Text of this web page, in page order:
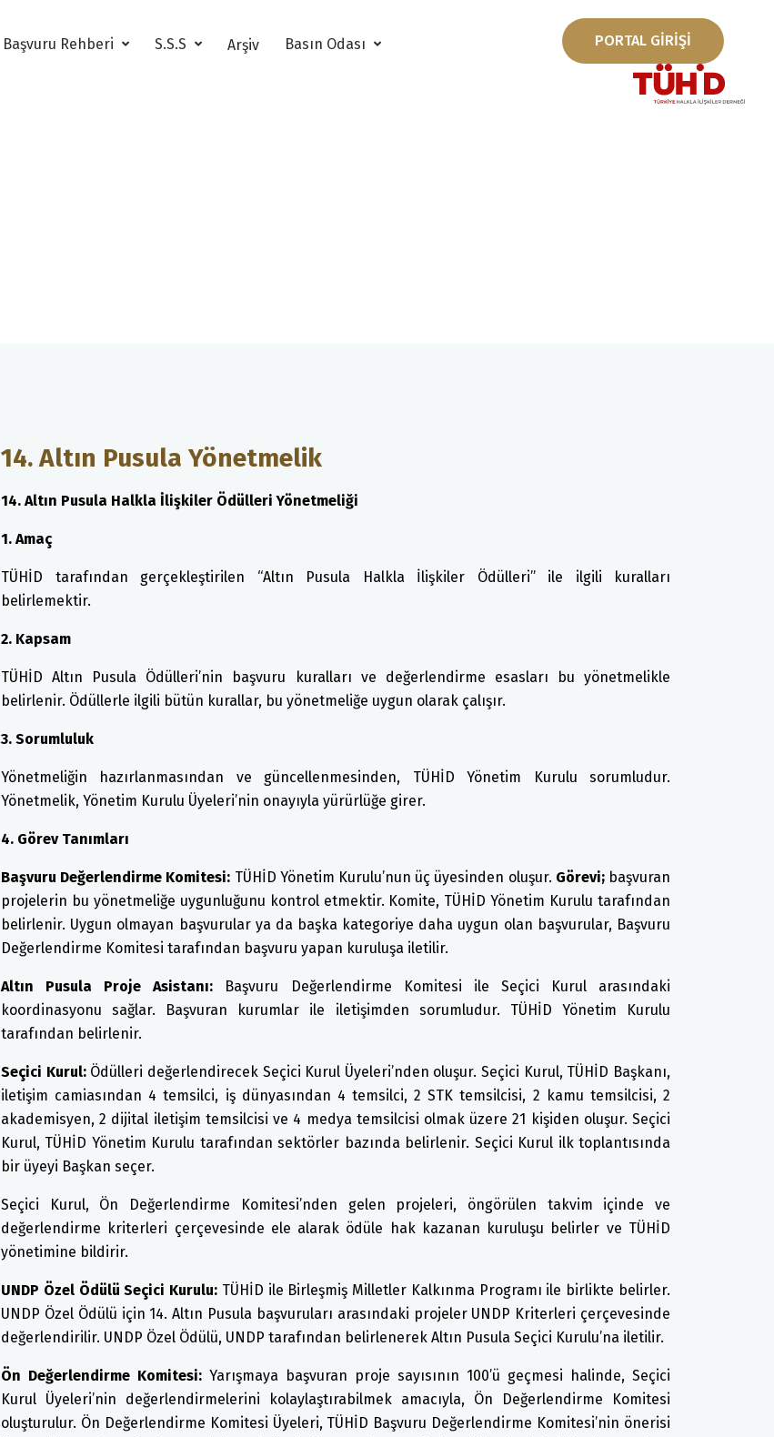
Başvuru Rehberi S.S.S Arşiv Basın Odası PORTAL GİRİŞİ
14. Altın Pusula Yönetmelik
14. Altın Pusula Halkla İlişkiler Ödülleri Yönetmeliği
1. Amaç
TÜHİD tarafından gerçekleştirilen “Altın Pusula Halkla İlişkiler Ödülleri” ile ilgili kuralları
belirlemektir.
2. Kapsam
TÜHİD Altın Pusula Ödülleri’nin başvuru kuralları ve değerlendirme esasları bu yönetmelikle
belirlenir. Ödüllerle ilgili bütün kurallar, bu yönetmeliğe uygun olarak çalışır.
3. Sorumluluk
Yönetmeliğin hazırlanmasından ve güncellenmesinden, TÜHİD Yönetim Kurulu sorumludur.
Yönetmelik, Yönetim Kurulu Üyeleri’nin onayıyla yürürlüğe girer.
4. Görev Tanımları
Başvuru Değerlendirme Komitesi: TÜHİD Yönetim Kurulu’nun üç üyesinden oluşur. Görevi;başvuran
projelerin bu yönetmeliğe uygunluğunu kontrol etmektir. Komite, TÜHİD Yönetim Kurulu tarafından
belirlenir. Uygun olmayan başvurular ya da başka kategoriye daha uygun olan başvurular, Başvuru
Değerlendirme Komitesi tarafından başvuru yapan kuruluşa iletilir.
Altın Pusula Proje Asistanı: Başvuru Değerlendirme Komitesi ile Seçici Kurul arasındaki
koordinasyonu sağlar. Başvuran kurumlar ile iletişimden sorumludur. TÜHİD Yönetim Kurulu
tarafından belirlenir.
Seçici Kurul:Ödülleri değerlendirecek Seçici Kurul Üyeleri’nden oluşur. Seçici Kurul, TÜHİD Başkanı,
iletişim camiasından 4 temsilci, iş dünyasından 4 temsilci, 2 STK temsilcisi, 2 kamu temsilcisi, 2
akademisyen, 2 dijital iletişim temsilcisi ve 4 medya temsilcisi olmak üzere 21 kişiden oluşur. Seçici
Kurul, TÜHİD Yönetim Kurulu tarafından sektörler bazında belirlenir. Seçici Kurul ilk toplantısında
bir üyeyi Başkan seçer.
Seçici Kurul, Ön Değerlendirme Komitesi’nden gelen projeleri, öngörülen takvim içinde ve
değerlendirme kriterleri çerçevesinde ele alarak ödüle hak kazanan kuruluşu belirler ve TÜHİD
yönetimine bildirir.
UNDP Özel Ödülü Seçici Kurulu: TÜHİD ile Birleşmiş Milletler Kalkınma Programı ile birlikte belirler.
UNDP Özel Ödülü için 14. Altın Pusula başvuruları arasındaki projeler UNDP Kriterleri çerçevesinde
değerlendirilir. UNDP Özel Ödülü, UNDP tarafından belirlenerek Altın Pusula Seçici Kurulu’na iletilir.
Ön Değerlendirme Komitesi: Yarışmaya başvuran proje sayısının 100’ü geçmesi halinde, Seçici
Kurul Üyeleri’nin değerlendirmelerini kolaylaştırabilmek amacıyla, Ön Değerlendirme Komitesi
oluşturulur. Ön Değerlendirme Komitesi Üyeleri, TÜHİD Başvuru Değerlendirme Komitesi’nin önerisi